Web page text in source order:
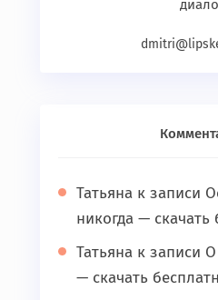
Татьяна к записи
никогда — скачать
Татьяна к записи
— скачать